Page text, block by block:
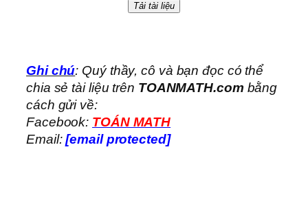
Tải tài liệu
Ghi chú: Quý thầy, cô và bạn đọc có thể
chia sẻ tài liệu trên TOANMATH.com bằng
cách gửi về:
Facebook: TOÁN MATH
Email:[email protected]